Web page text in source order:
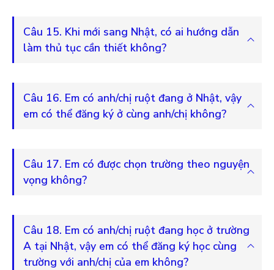
Câu 15. Khi mới sang Nhật, có ai hướng dẫn
làm thủ tục cần thiết không?
Câu 16. Em có anh/chị ruột đang ở Nhật, vậy
em có thể đăng ký ở cùng anh/chị không?
Câu 17. Em có được chọn trường theo nguyện
vọng không?
Câu 18. Em có anh/chị ruột đang học ở trường
A tại Nhật, vậy em có thể đăng ký học cùng
trường với anh/chị của em không?